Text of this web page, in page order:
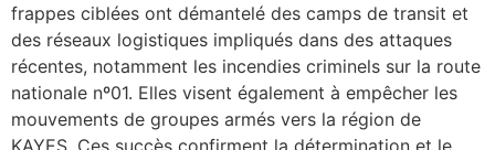
frappes ciblées ont démantelé des camps de transit et
des réseaux logistiques impliqués dans des attaques
récentes, notamment les incendies criminels sur la route
nationale nº01. Elles visent également à empêcher les
mouvements de groupes armés vers la région de